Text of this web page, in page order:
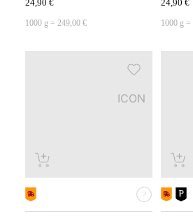
24,90 €
1000 g = 249,00 €
24,90 €
1000 g =
ICON